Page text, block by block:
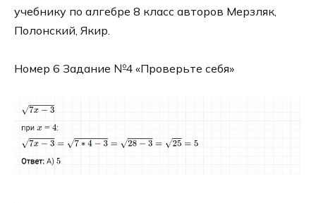
учебнику по алгебре 8 класс авторов Мерзляк,
Полонский, Якир.
Номер 6 Задание №4 «Проверьте себя»